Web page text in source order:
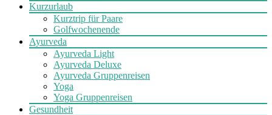
Kurzurlaub
Kurztrip für Paare
Golfwochenende
Ayurveda
Ayurveda Light
Ayurveda Deluxe
Ayurveda Gruppenreisen
Yoga
Yoga Gruppenreisen
Gesundheit